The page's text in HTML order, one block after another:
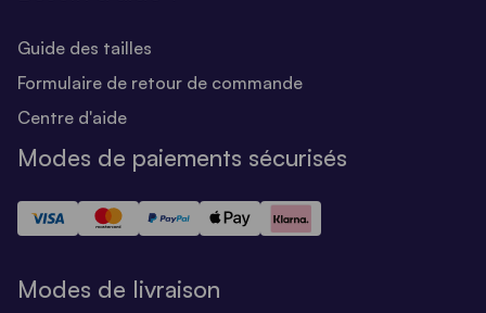
Guide des tailles
Formulaire de retour de commande
Centre d'aide
Modes de paiements sécurisés
Modes de livraison